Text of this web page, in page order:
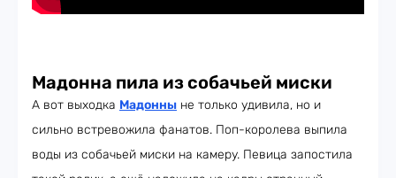
Мадонна пила из собачьей миски
А вот выходка Мадонны не только удивила, но и
сильно встревожила фанатов. Поп-королева выпила
воды из собачьей миски на камеру. Певица запостила